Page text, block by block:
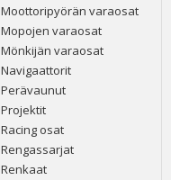
Moottoripyörän varaosat
Mopojen varaosat
Mönkijän varaosat
Navigaattorit
Perävaunut
Projektit
Racing osat
Rengassarjat
Renkaat